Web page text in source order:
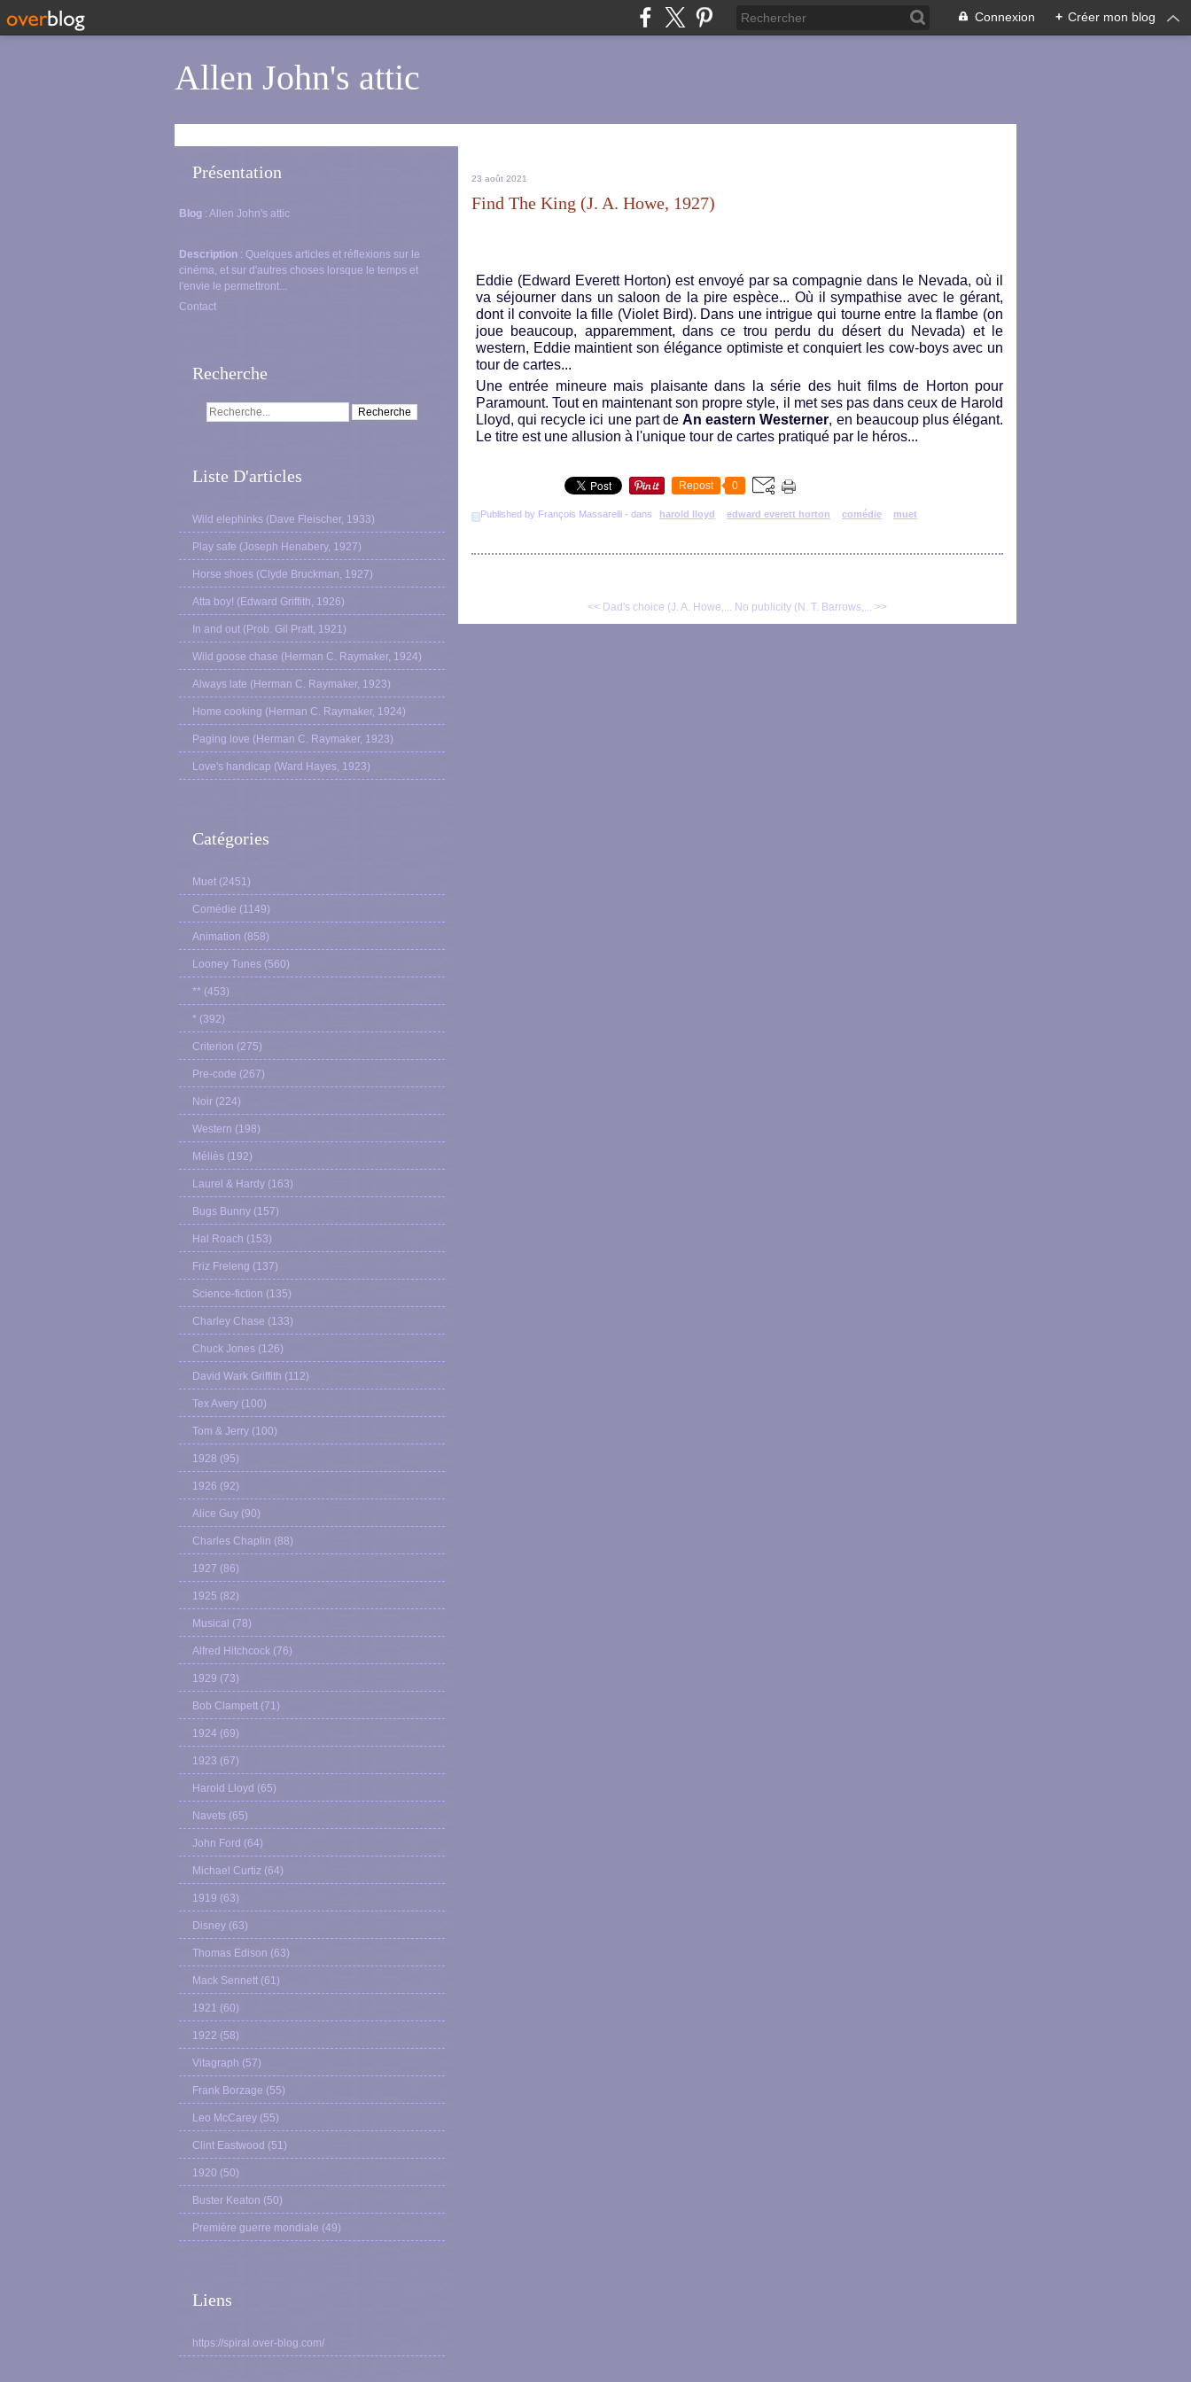
Connexion + Créer mon blog
Allen John's attic
Présentation
Blog : Allen John's attic
Description : Quelques articles et réflexions sur le
cinéma, et sur d'autres choses lorsque le temps et
l'envie le permettront...
Contact
Recherche
Liste D'articles
Wild elephinks (Dave Fleischer, 1933)
Play safe (Joseph Henabery, 1927)
Horse shoes (Clyde Bruckman, 1927)
Atta boy! (Edward Griffith, 1926)
In and out (Prob. Gil Pratt, 1921)
Wild goose chase (Herman C. Raymaker, 1924)
Always late (Herman C. Raymaker, 1923)
Home cooking (Herman C. Raymaker, 1924)
Paging love (Herman C. Raymaker, 1923)
Love's handicap (Ward Hayes, 1923)
Catégories
Muet (2451)
Comédie (1149)
Animation (858)
Looney Tunes (560)
** (453)
* (392)
Criterion (275)
Pre-code (267)
Noir (224)
Western (198)
Méliès (192)
Laurel & Hardy (163)
Bugs Bunny (157)
Hal Roach (153)
Friz Freleng (137)
Science-fiction (135)
Charley Chase (133)
Chuck Jones (126)
David Wark Griffith (112)
Tex Avery (100)
Tom & Jerry (100)
1928 (95)
1926 (92)
Alice Guy (90)
Charles Chaplin (88)
1927 (86)
1925 (82)
Musical (78)
Alfred Hitchcock (76)
1929 (73)
Bob Clampett (71)
1924 (69)
1923 (67)
Harold Lloyd (65)
Navets (65)
John Ford (64)
Michael Curtiz (64)
1919 (63)
Disney (63)
Thomas Edison (63)
Mack Sennett (61)
1921 (60)
1922 (58)
Vitagraph (57)
Frank Borzage (55)
Leo McCarey (55)
Clint Eastwood (51)
1920 (50)
Buster Keaton (50)
Première guerre mondiale (49)
Liens
https://spiral.over-blog.com/
23 août 2021
Find The King (J. A. Howe, 1927)
Eddie (Edward Everett Horton) est envoyé par sa compagnie dans le Nevada, où il
va séjourner dans un saloon de la pire espèce... Où il sympathise avec le gérant,
dont il convoite la fille (Violet Bird). Dans une intrigue qui tourne entre la flambe (on
joue beaucoup, apparemment, dans ce trou perdu du désert du Nevada) et le
western, Eddie maintient son élégance optimiste et conquiert les cow-boys avec un
tour de cartes...
Une entrée mineure mais plaisante dans la série des huit films de Horton pour
Paramount. Tout en maintenant son propre style, il met ses pas dans ceux de Harold
Lloyd, qui recycle ici une part deAn eastern Westerner, en beaucoup plus élégant.
Le titre est une allusion à l'unique tour de cartes pratiqué par le héros...
Repost 0
Published by François Massarelli - dans harold lloyd edward everett horton comédie muet
<< Dad's choice (J. A. Howe,... No publicity (N. T. Barrows,... >>